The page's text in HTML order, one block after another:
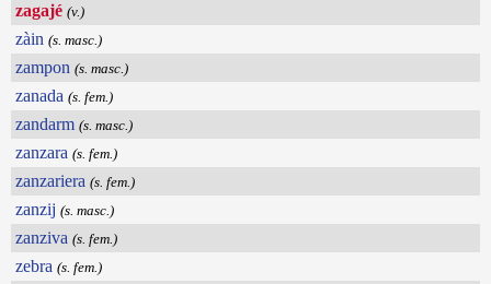
zagajé (v.)
zàin (s. masc.)
zampon (s. masc.)
zanada (s. fem.)
zandarm (s. masc.)
zanzara (s. fem.)
zanzariera (s. fem.)
zanzij (s. masc.)
zanziva (s. fem.)
zebra (s. fem.)